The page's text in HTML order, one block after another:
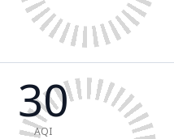
30
AQI